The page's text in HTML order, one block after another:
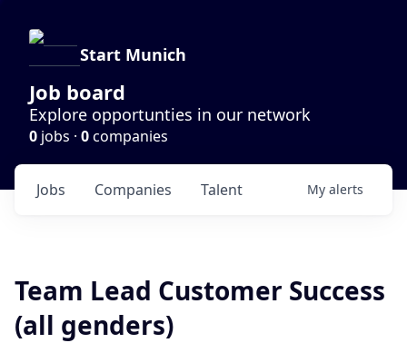
Start Munich
Job board
Explore opportunties in our network
0 jobs · 0companies
Jobs Companies Talent My alerts
Team Lead Customer Success
(all genders)